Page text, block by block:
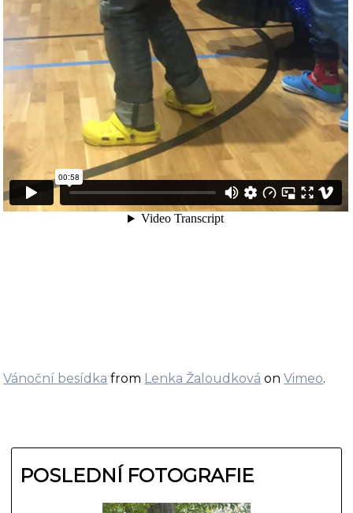
Vánoční besídka from Lenka Žaloudková onVimeo.
POSLEDNÍ FOTOGRAFIE